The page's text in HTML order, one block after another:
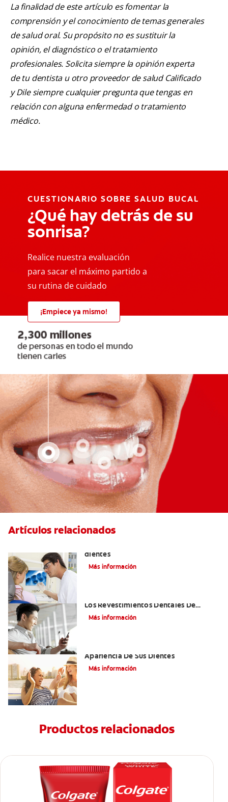
La finalidad de este artículo es fomentar la
comprensión y el conocimiento de temas generales
de salud oral. Su propósito no es sustituir la
opinión, el diagnóstico o el tratamiento
profesionales. Solicita siempre la opinión experta
de tu dentista u otro proveedor de salud Calificado
y Dile siempre cualquier pregunta que tengas en
relación con alguna enfermedad o tratamiento
médico.
CUESTIONARIO SOBRE SALUD BUCAL
¿Qué hay detrás de su
sonrisa?
Realice nuestra evaluación
para sacar el máximo partido a
su rutina de cuidado
¡Empiece ya mismo!
Artículos relacionados
dientes
Más información
Los Revestimientos Dentales De
Porcelana?
Más información
Apariencia De Sus Dientes
Más información
Productos relacionados